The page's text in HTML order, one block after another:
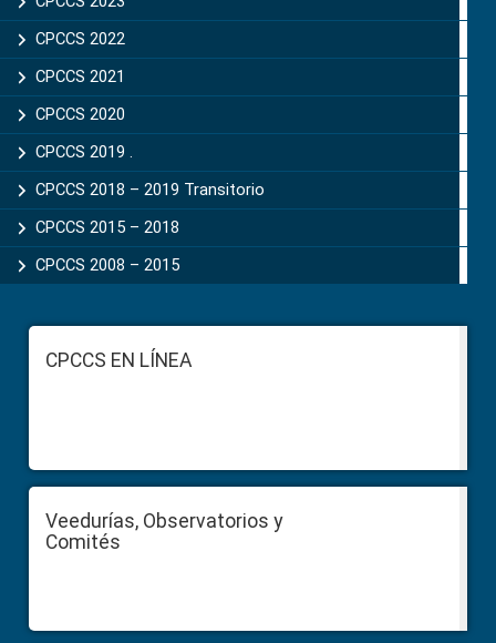
CPCCS 2022
CPCCS 2021
CPCCS 2020
CPCCS 2019 .
CPCCS 2018 – 2019 Transitorio
CPCCS 2015 – 2018
CPCCS 2008 – 2015
FooterCPCCS EN LÍNEA
Veedurías, Observatorios y
Comités